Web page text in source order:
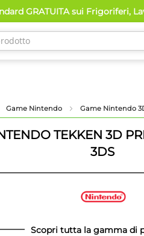
GRATUITA sui Frigoriferi,
Game Nintendo Game Nintendo
TEKKEN 3D
3DS
Scopri tutta la gamma di